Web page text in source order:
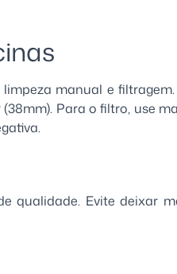
manual e
Para o filtro, use
Evite deixar